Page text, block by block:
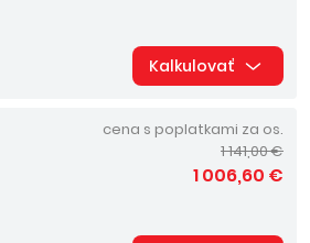
Kalkulovať
cena s poplatkami za os.
1 141,00 €
1 006,60 €